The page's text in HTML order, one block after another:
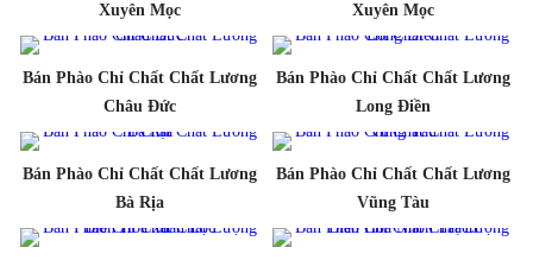
Xuyên Mọc
Xuyên Mọc
Bán Phào Chỉ Chất Chất Lương
Châu Đức
Bán Phào Chỉ Chất Chất Lương
Long Điền
Bán Phào Chỉ Chất Chất Lương
Bà Rịa
Bán Phào Chỉ Chất Chất Lương
Vũng Tàu